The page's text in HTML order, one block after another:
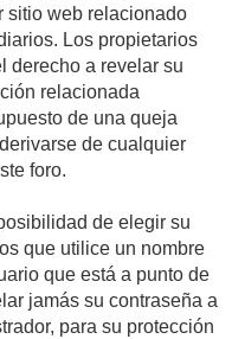
sitio web relacionado
Los propietarios
derecho a revelar su
relacionada
de una queja
de cualquier
foro.
de elegir su
que utilice un nombre
que está a punto de
jamás su contraseña a
para su protección